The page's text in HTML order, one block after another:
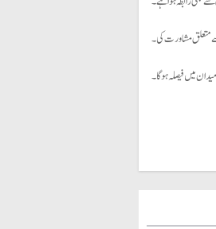
متعلق مشاورت کی۔
میں فیصلہ ہوگا۔